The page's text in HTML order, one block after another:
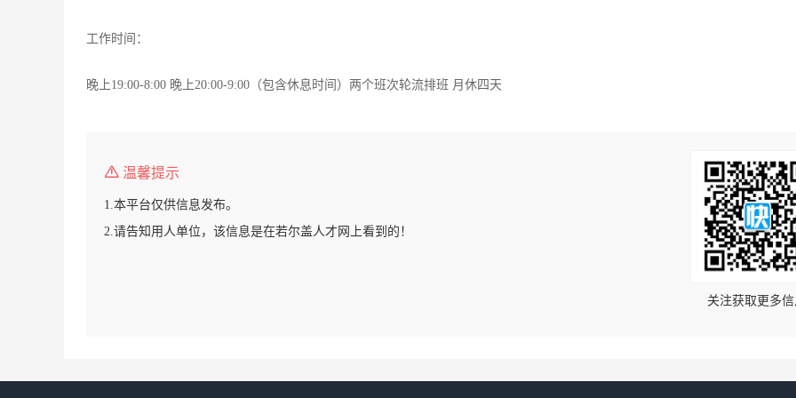
工作时间：
晚上19:00-8:00 晚上20:00-9:00（包含休息时间）两个班次轮流排班 月休四天
温馨提示
1.本平台仅供信息发布。
2.请告知用人单位，该信息是在若尔盖人才网上看到的！
关注获取更多